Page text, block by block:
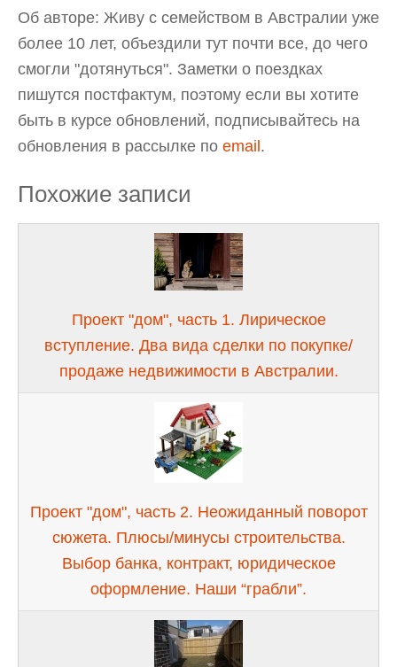
Об авторе: Живу с семейством в Австралии уже
более 10 лет, объездили тут почти все, до чего
смогли "дотянуться". Заметки о поездках
пишутся постфактум, поэтому если вы хотите
быть в курсе обновлений, подписывайтесь на
обновления в рассылке по email .
Похожие записи
Проект "дом", часть 1. Лирическое
вступление. Два вида сделки по покупке/
продаже недвижимости в Австралии.
Проект "дом", часть 2. Неожиданный поворот
сюжета. Плюсы/минусы строительства.
Выбор банка, контракт, юридическое
оформление. Наши “грабли”.